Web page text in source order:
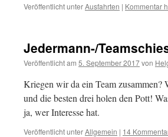
Veröffentlicht unterAusfahrten | Kommentar
Jedermann-/
Veröffentlicht am 5. September 2017von
Kriegen wir da ein Team zusammen?
und die besten drei holen den Pott!
ja, wer Interesse hat.
Veröffentlicht unterAllgemein | 14